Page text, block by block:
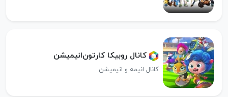
کانال روبیکا کارتو‌ن‌انیمیشن
کانال انیمه و انیمیشن